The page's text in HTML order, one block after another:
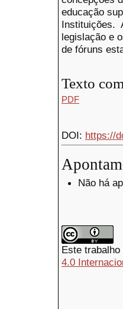
educação
Instituições.
legislação e
de fóruns
Texto
PDF
DOI: https://
Não há
Este
4.0